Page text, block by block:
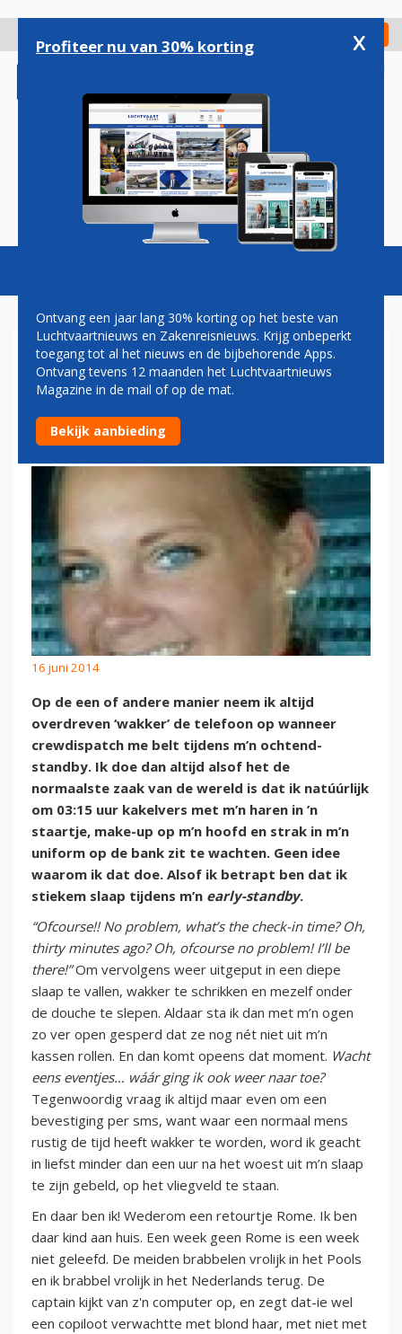
gaan
Check in
Magazine Podcasts Vacatures
CHRISTA KLOOSMAN: OVER
STANDBY’S EN
VERRASSINGEN…
16 juni 2014
Op de een of andere manier neem ik altijd
overdreven ‘wakker’ de telefoon op wanneer
crewdispatch me belt tijdens m’n ochtend-
standby. Ik doe dan altijd alsof het de
normaalste zaak van de wereld is dat ik natúúrlijk
om 03:15 uur kakelvers met m’n haren in ’n
staartje, make-up op m’n hoofd en strak in m’n
uniform op de bank zit te wachten. Geen idee
waarom ik dat doe. Alsof ik betrapt ben dat ik
stiekem slaap tijdens m’n early-standby.
“Ofcourse!! No problem, what’s the check-in time? Oh,
thirty minutes ago? Oh, ofcourse no problem! I’ll be
there!”Om vervolgens weer uitgeput in een diepe
slaap te vallen, wakker te schrikken en mezelf onder
de douche te slepen. Aldaar sta ik dan met m’n ogen
zo ver open gesperd dat ze nog nét niet uit m’n
kassen rollen. En dan komt opeens dat moment. Wacht
eens eventjes… wáár ging ik ook weer naar toe?
Tegenwoordig vraag ik altijd maar even om een
bevestiging per sms, want waar een normaal mens
rustig de tijd heeft wakker te worden, word ik geacht
in liefst minder dan een uur na het woest uit m’n slaap
te zijn gebeld, op het vliegveld te staan.
En daar ben ik! Wederom een retourtje Rome. Ik ben
daar kind aan huis. Een week geen Rome is een week
niet geleefd. De meiden brabbelen vrolijk in het Pools
en ik brabbel vrolijk in het Nederlands terug. De
captain kijkt van z'n computer op, en zegt dat-ie wel
een copiloot verwachtte met blond haar, met niet met
Profiteer nu van 30% korting x
Ontvang een jaar lang 30% korting op het beste van
Luchtvaartnieuws en Zakenreisnieuws. Krijg onbeperkt
toegang tot al het nieuws en de bijbehorende Apps.
Ontvang tevens 12 maanden het Luchtvaartnieuws
Magazine in de mail of op de mat.
Bekijk aanbieding